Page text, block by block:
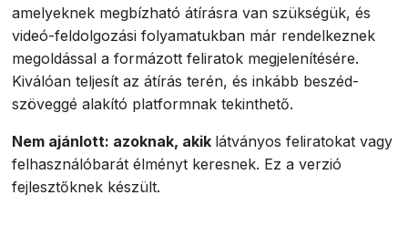
amelyeknek megbízható átírásra van szükségük, és
videó-feldolgozási folyamatukban már rendelkeznek
megoldással a formázott feliratok megjelenítésére.
Kiválóan teljesít az átírás terén, és inkább beszéd-
szöveggé alakító platformnak tekinthető.
Nem ajánlott: azoknak, akik látványos feliratokat vagy
felhasználóbarát élményt keresnek. Ez a verzió
fejlesztőknek készült.